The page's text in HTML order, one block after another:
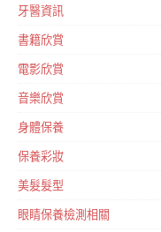
牙醫資訊
書籍欣賞
電影欣賞
音樂欣賞
身體保養
保養彩妝
美髮髮型
眼睛保養檢測相關